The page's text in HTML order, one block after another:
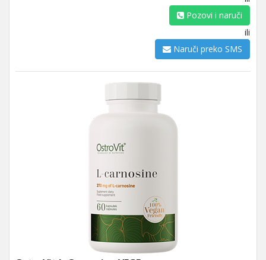
Pozovi i naruči
ili
Naruči preko SMS